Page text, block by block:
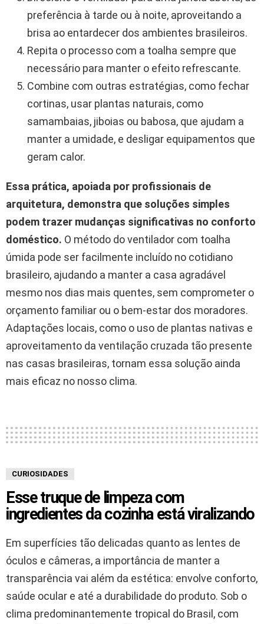
preferência à tarde ou à noite, aproveitando a
brisa ao entardecer dos ambientes brasileiros.
Repita o processo com a toalha sempre que
necessário para manter o efeito refrescante.
Combine com outras estratégias, como fechar
cortinas, usar plantas naturais, como
samambaias, jiboias ou babosa, que ajudam a
manter a umidade, e desligar equipamentos que
geram calor.
Essa prática, apoiada por profissionais de
arquitetura, demonstra que soluções simples
podem trazer mudanças significativas no conforto
doméstico. O método do ventilador com toalha
úmida pode ser facilmente incluído no cotidiano
brasileiro, ajudando a manter a casa agradável
mesmo nos dias mais quentes, sem comprometer o
orçamento familiar ou o bem-estar dos moradores.
Adaptações locais, como o uso de plantas nativas e
aproveitamento da ventilação cruzada tão presente
nas casas brasileiras, tornam essa solução ainda
mais eficaz no nosso clima.
CURIOSIDADES
Esse truque de limpeza com
ingredientes da cozinha está viralizando
Em superfícies tão delicadas quanto as lentes de
óculos e câmeras, a importância de manter a
transparência vai além da estética: envolve conforto,
saúde ocular e até a durabilidade do produto. Sob o
clima predominantemente tropical do Brasil, com